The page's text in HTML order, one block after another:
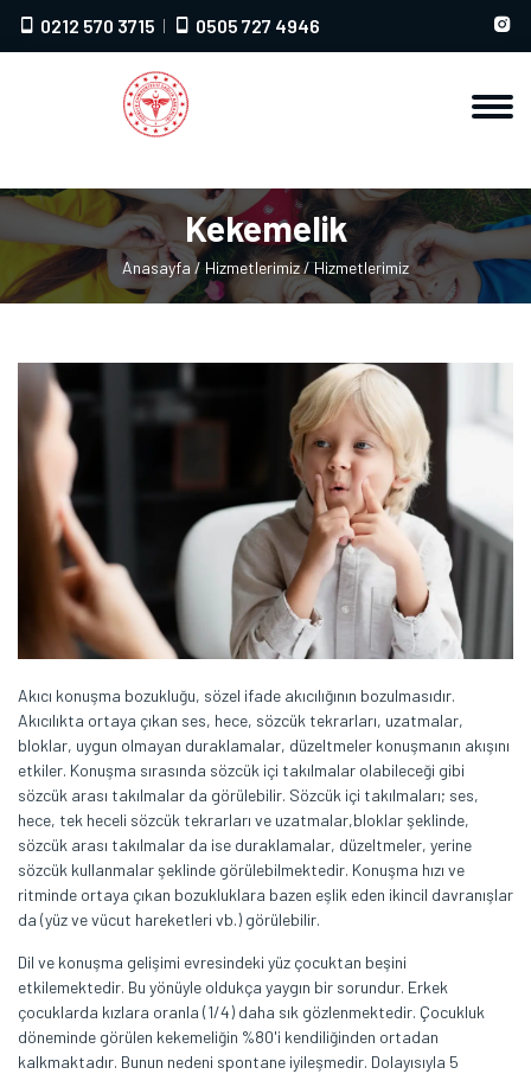
0212 570 3715 0505 727 4946
Kekemelik
Anasayfa / Hizmetlerimiz/ Hizmetlerimiz
Akıcı konuşma bozukluğu, sözel ifade akıcılığının bozulmasıdır.
Akıcılıkta ortaya çıkan ses, hece, sözcük tekrarları, uzatmalar,
bloklar, uygun olmayan duraklamalar, düzeltmeler konuşmanın akışını
etkiler. Konuşma sırasında sözcük içi takılmalar olabileceği gibi
sözcük arası takılmalar da görülebilir. Sözcük içi takılmaları; ses,
hece, tek heceli sözcük tekrarları ve uzatmalar,bloklar şeklinde,
sözcük arası takılmalar da ise duraklamalar, düzeltmeler, yerine
sözcük kullanmalar şeklinde görülebilmektedir. Konuşma hızı ve
ritminde ortaya çıkan bozukluklara bazen eşlik eden ikincil davranışlar
da (yüz ve vücut hareketleri vb.) görülebilir.
Dil ve konuşma gelişimi evresindeki yüz çocuktan beşini
etkilemektedir. Bu yönüyle oldukça yaygın bir sorundur. Erkek
çocuklarda kızlara oranla (1/4) daha sık gözlenmektedir. Çocukluk
döneminde görülen kekemeliğin %80'i kendiliğinden ortadan
kalkmaktadır. Bunun nedeni spontane iyileşmedir. Dolayısıyla 5